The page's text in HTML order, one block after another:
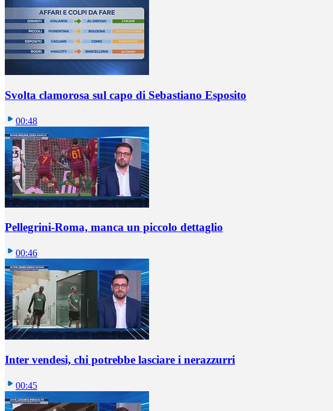
Svolta clamorosa sul capo di Sebastiano Esposito
00:48
Pellegrini-Roma, manca un piccolo dettaglio
00:46
Inter vendesi, chi potrebbe lasciare i nerazzurri
00:45